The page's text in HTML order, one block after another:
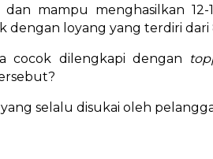
mampu menghasilkan 12-
dengan loyang yang terdiri
cocok dilengkapi dengan
selalu disukai oleh